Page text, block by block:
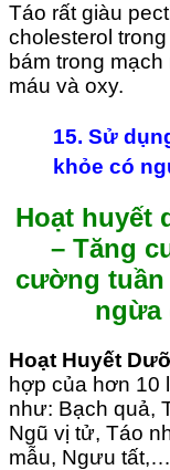
Táo rất giàu
cholesterol
bám trong
máu và oxy.
15. Sử
khỏe có
Hoạt huyết
– Tăng
cường tuần
ngừa
Hoạt Huyết
hợp của hơn 10
như: Bạch quả,
Ngũ vị tử, Táo
mẫu, Ngưu